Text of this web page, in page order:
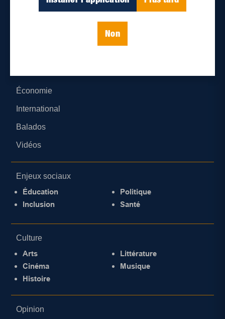
Non
Économie
International
Balados
Vidéos
Enjeux sociaux
Éducation
Inclusion
Politique
Santé
Culture
Arts
Cinéma
Histoire
Littérature
Musique
Opinion